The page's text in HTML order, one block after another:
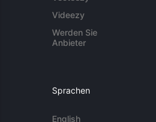
Videezy
Werden Sie
Anbieter
Sprachen
English